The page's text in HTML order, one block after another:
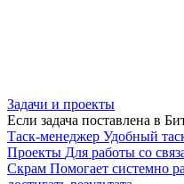
Задачи и проекты
Если задача поставлена в
Таск-менеджер Удобный
Проекты Для работы со
Скрам Помогает системно